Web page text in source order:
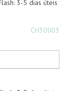
CH30003